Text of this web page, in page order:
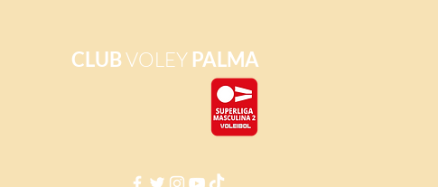
CLUBVOLEY PALMA